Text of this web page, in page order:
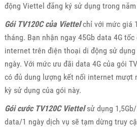
động Viettel đăng ký sử dụng trong
Gói TV120C của Viettelchỉ với mức giá
tháng. Bạn nhận ngay 45Gb data 4G
internet trên điện thoại di động sử
ngày. Với mức ưu đãi data 4G của gói
có đủ dung lượng kết nối internet mượt
kỳ sử dụng của gói này.
Gói cước TV120C Viettelsử dụng
data/1 ngày dịch vụ sẽ tạm dừng truy